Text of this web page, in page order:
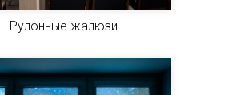
Рулонные жалюзи